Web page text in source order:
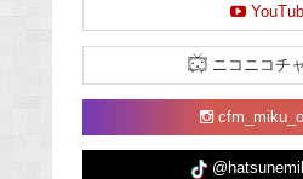
ニコニコチ